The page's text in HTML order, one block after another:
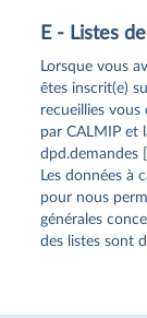
E - Listes
Lorsque vous
êtes inscrit(e)
recueillies
par CALMIP et
dpd.demandes
Les données à
pour nous
générales
des listes sont